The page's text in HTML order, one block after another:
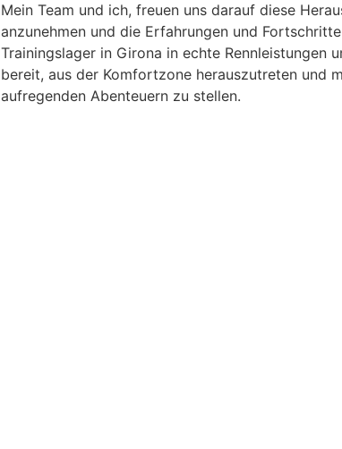
Mein Team und ich, freuen uns darauf diese
anzunehmen und die Erfahrungen und
Trainingslager in Girona in echte Rennleistungen
bereit, aus der Komfortzone herauszutreten und
aufregenden Abenteuern zu stellen.